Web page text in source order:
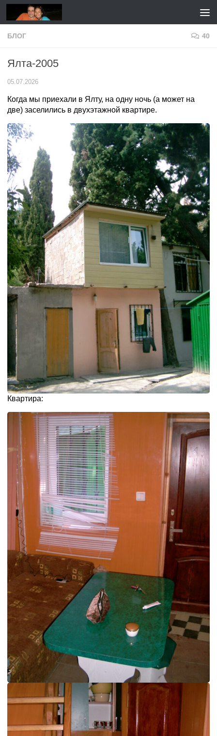
Перейти к содержимому
БЛОГ 40
Ялта-2005
05.07.2026
Когда мы приехали в Ялту, на одну ночь (а может на
две) заселились в двухэтажной квартире.
Квартира: